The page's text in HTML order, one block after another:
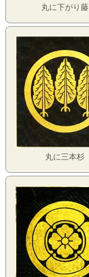
丸に下がり藤
丸に三本杉